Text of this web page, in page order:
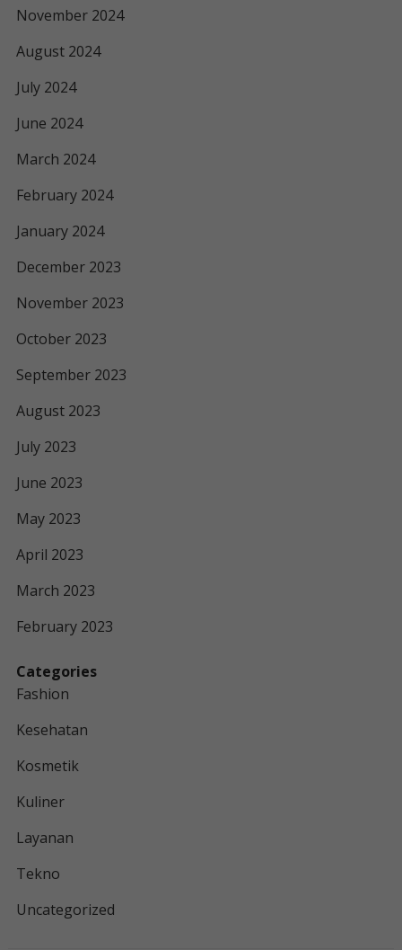
November 2024
August 2024
July 2024
June 2024
March 2024
February 2024
January 2024
December 2023
November 2023
October 2023
September 2023
August 2023
July 2023
June 2023
May 2023
April 2023
March 2023
February 2023
Categories
Fashion
Kesehatan
Kosmetik
Kuliner
Layanan
Tekno
Uncategorized